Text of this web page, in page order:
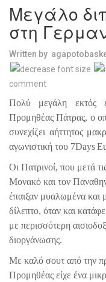
Μεγάλο
στη
Written by
comment
Πολύ μεγάλη εκτός
Προμηθέας Πάτρας, ο
συνεχίζει αήττητος
αγωνιστική του 7Days
Οι Πατρινοί, που μετά
Μονακό και τον
έπαιξαν μυαλωμένα και
δίλεπτο, όταν και
με περισσότερη
διοργάνωσης.
Με καλό σουτ από την
Προμηθέας είχε ένα